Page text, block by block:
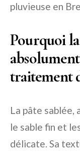
pluvieuse en
Pourquoi
traitement
La pâte sablée,
le sable fin et
délicate. Sa